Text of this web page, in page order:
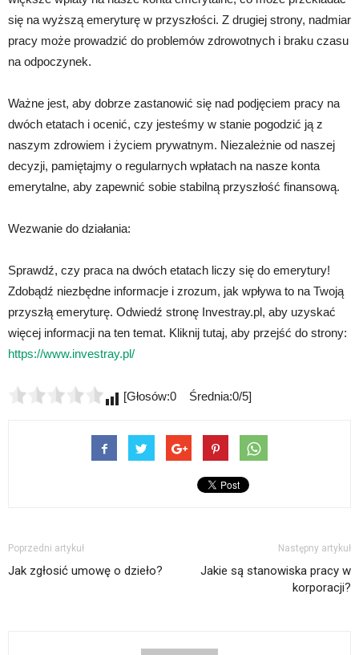
się na wyższą emeryturę w przyszłości. Z drugiej strony, nadmiar
pracy może prowadzić do problemów zdrowotnych i braku czasu
na odpoczynek.
Ważne jest, aby dobrze zastanowić się nad podjęciem pracy na
dwóch etatach i ocenić, czy jesteśmy w stanie pogodzić ją z
naszym zdrowiem i życiem prywatnym. Niezależnie od naszej
decyzji, pamiętajmy o regularnych wpłatach na nasze konta
emerytalne, aby zapewnić sobie stabilną przyszłość finansową.
Wezwanie do działania:
Sprawdź, czy praca na dwóch etatach liczy się do emerytury!
Zdobądź niezbędne informacje i zrozum, jak wpływa to na Twoją
przyszłą emeryturę. Odwiedź stronę Investray.pl, aby uzyskać
więcej informacji na ten temat. Kliknij tutaj, aby przejść do strony:
https://www.investray.pl/
[Głosów:0 Średnia:0/5]
Poprzedni artykuł
Jak zgłosić umowę o dzieło?
Następny artykuł
Jakie są stanowiska pracy w
korporacji?